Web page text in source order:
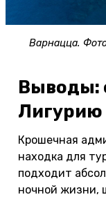
Варнацца.
Выводы:
Лигурию
Крошечная
находка для
подходит
ночной жизни,